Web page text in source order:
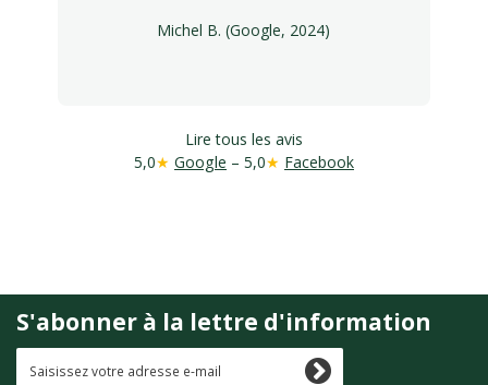
Michel B. (Google, 2024)
Lire tous les avis
5,0★ Google – 5,0★ Facebook
S'abonner à la lettre d'information